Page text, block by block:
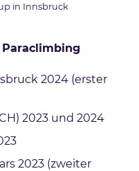
in Innsbruck
2024 (erster
2023 und 2024
2023 (zweiter